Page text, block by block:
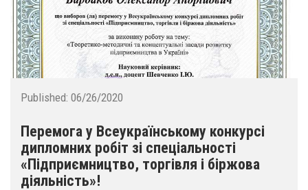
Published: 06/26/2020
Перемога у Всеукраїнському конкурсі
дипломних робіт зі спеціальності
«Підприємництво, торгівля і біржова
діяльність»!